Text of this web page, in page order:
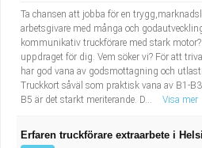
Ta chansen att jobba för en
arbetsgivare med många och
kommunikativ truckförare med stark
uppdraget för dig. Vem söker vi? För att
har god vana av godsmottagning och
Truckkort såväl som praktisk vana av B1-
B5 är det starkt meriterande. D...
Visa mer
Erfaren truckförare extraarbete i